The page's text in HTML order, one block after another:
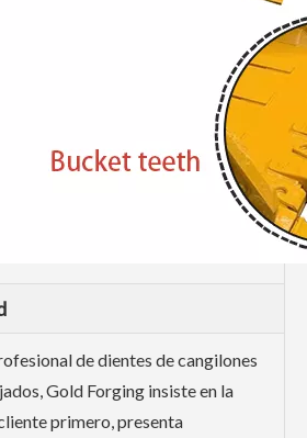
de dientes de cangilones
Gold Forging insiste en la
primero, presenta